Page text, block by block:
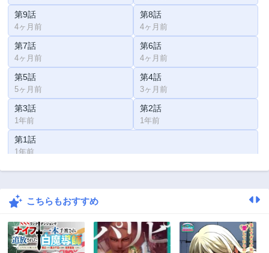
第9話
4ヶ月前
第8話
4ヶ月前
第7話
4ヶ月前
第6話
4ヶ月前
第5話
5ヶ月前
第4話
3ヶ月前
第3話
1年前
第2話
1年前
第1話
1年前
こちらもおすすめ